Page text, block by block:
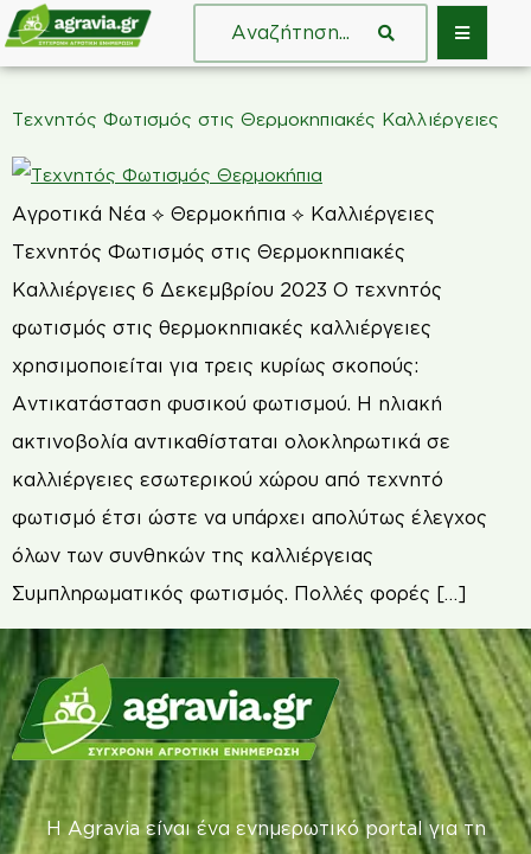
Τεχνητός Φωτισμός στις Θερμοκηπιακές Καλλιέργειες
Αγροτικά Νέα ⟡ Θερμοκήπια ⟡ Καλλιέργειες
Τεχνητός Φωτισμός στις Θερμοκηπιακές
Καλλιέργειες 6 Δεκεμβρίου 2023 Ο τεχνητός
φωτισμός στις θερμοκηπιακές καλλιέργειες
χρησιμοποιείται για τρεις κυρίως σκοπούς:
Αντικατάσταση φυσικού φωτισμού. Η ηλιακή
ακτινοβολία αντικαθίσταται ολοκληρωτικά σε
καλλιέργειες εσωτερικού χώρου από τεχνητό
φωτισμό έτσι ώστε να υπάρχει απολύτως έλεγχος
όλων των συνθηκών της καλλιέργειας
Συμπληρωματικός φωτισμός. Πολλές φορές […]
Η Agravia είναι ένα ενημερωτικό portal για τη